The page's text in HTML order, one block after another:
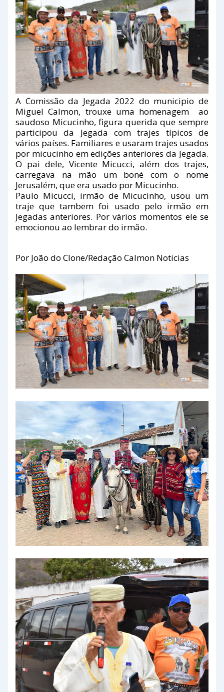
A Comissão da Jegada 2022 do municipio de
Miguel Calmon, trouxe uma homenagem ao
saudoso Micucinho, figura querida que sempre
participou da Jegada com trajes típicos de
vários países. Familiares e usaram trajes usados
por micucinho em edições anteriores da Jegada.
O pai dele, Vicente Micucci, além dos trajes,
carregava na mão um boné com o nome
Jerusalém, que era usado por Micucinho.
Paulo Micucci, irmão de Micucinho, usou um
traje que tambem foi usado pelo irmão em
Jegadas anteriores. Por vários momentos ele se
emocionou ao lembrar do irmão.
Por João do Clone/Redação Calmon Noticias